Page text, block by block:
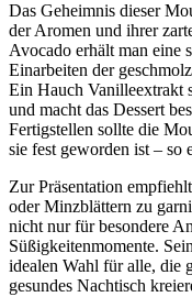
Das Geheimnis dieser
der Aromen und ihrer
Avocado erhält man eine
Einarbeiten der
Ein Hauch Vanilleextrakt
und macht das Dessert
Fertigstellen sollte die
sie fest geworden ist – so
Zur Präsentation
oder Minzblättern zu
nicht nur für besondere
Süßigkeitenmomente.
idealen Wahl für alle, die
gesundes Nachtisch